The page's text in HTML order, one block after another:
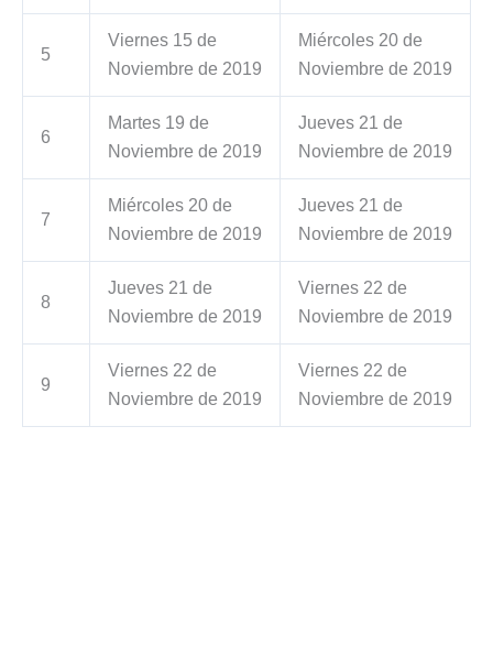
5
Viernes 15 de
Noviembre de 2019
Miércoles 20 de
Noviembre de 2019
6
Martes 19 de
Noviembre de 2019
Jueves 21 de
Noviembre de 2019
7
Miércoles 20 de
Noviembre de 2019
Jueves 21 de
Noviembre de 2019
8
Jueves 21 de
Noviembre de 2019
Viernes 22 de
Noviembre de 2019
9
Viernes 22 de
Noviembre de 2019
Viernes 22 de
Noviembre de 2019